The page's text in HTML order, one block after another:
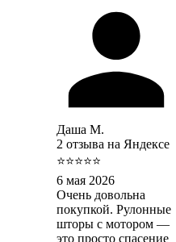
Даша М.
2 отзыва на Яндексе
⭐⭐⭐⭐⭐
6 мая 2026
Очень довольна
покупкой. Рулонные
шторы с мотором —
это просто спасение